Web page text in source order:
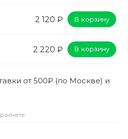
2 120 ₽ В корзину
2 220 ₽ В корзину
от 500₽ (по Москве) и